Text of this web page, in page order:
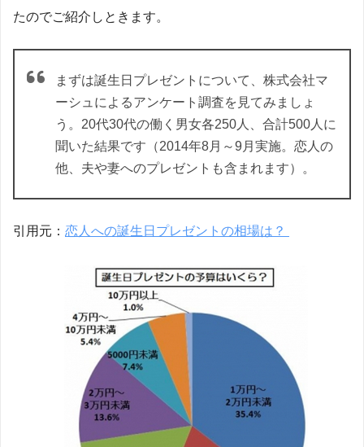
たのでご紹介しときます。
まずは誕生日プレゼントについて、株式会社マ
ーシュによるアンケート調査を見てみましょ
う。20代30代の働く男女各250人、合計500人に
聞いた結果です（2014年8月～9月実施。恋人の
他、夫や妻へのプレゼントも含まれます）。
引用元： 恋人への誕生日プレゼントの相場は？